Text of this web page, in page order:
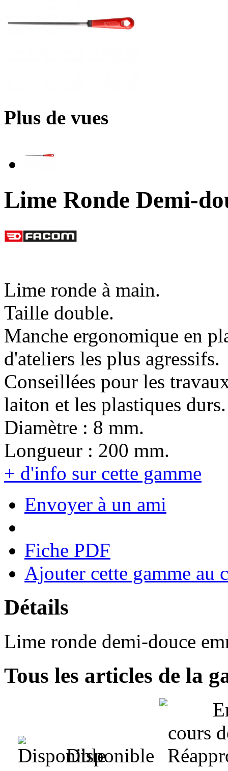
Plus de vues
Lime Ronde Demi-
Lime ronde à main.
Taille double.
Manche ergonomique en
d'ateliers les plus agressifs.
Conseillées pour les
laiton et les plastiques durs.
Diamètre : 8 mm.
Longueur : 200 mm.
+ d'info sur cette gamme
Envoyer à un ami
Fiche PDF
Ajouter cette gamme au
Détails
Lime ronde demi-douce
Tous les articles de la
Disponible